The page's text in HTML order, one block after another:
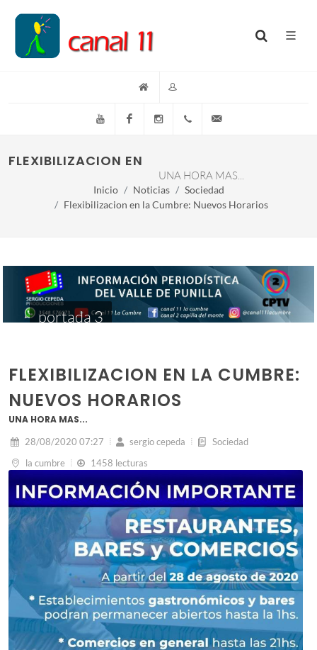
YouTube FacebookInstagram(+54)(9)3548-576073
FLEXIBILIZACION EN LA CUMBRE: NUEVOS
UNA HORA MAS...
Inicio Noticias
Sociedad
Flexibilizacion en la Cumbre: Nuevos Horarios
portada 3
FLEXIBILIZACION EN LA CUMBRE:
NUEVOS HORARIOS
UNA HORA MAS...
28/08/2020 07:27 sergio cepeda
Sociedad
la cumbre
1458 lecturas